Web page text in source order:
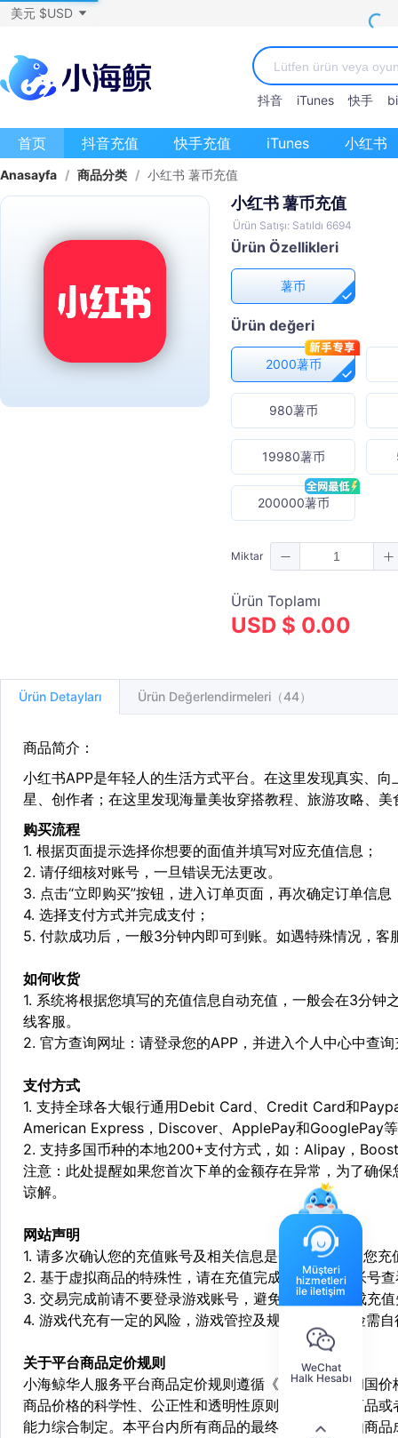
美元 $USD
抖音 iTunes 快手
首页 抖音充值 快手充值 iTunes 小红书
Anasayfa / 商品分类 / 小红书 薯币充值
小红书 薯币充值
Ürün Satışı: Satıldı 6694
Ürün Özellikleri
薯币
Ürün değeri
2000薯币
980薯币
19980薯币
200000薯币
Miktar
Ürün Toplamı
USD $ 0.00
Ürün Detayları Ürün Değerlendirmeleri（44）
商品简介：
小红书APP是年轻人的生活方式平台。在这里发现真实、
星、创作者；在这里发现海量美妆穿搭教程、旅游攻略、
购买流程
1. 根据页面提示选择你想要的面值并填写对应充值信息；
2. 请仔细核对账号，一旦错误无法更改。
3. 点击“立即购买”按钮，进入订单页面，再次确定订单信息
4. 选择支付方式并完成支付；
5. 付款成功后，一般3分钟内即可到账。如遇特殊情况，
如何收货
1. 系统将根据您填写的充值信息自动充值，一般会在3分
线客服。
2. 官方查询网址：请登录您的APP，并进入个人中心中查
支付方式
1. 支持全球各大银行通用Debit Card、Credit Card和
American Express，Discover、ApplePay和GooglePay
2. 支持多国币种的本地200+支付方式，如：Alipay，
注意：此处提醒如果您首次下单的金额存在异常，为了确
谅解。
网站声明
1. 请多次确认您的充值账号及相关信息是否正确，如因您
2. 基于虚拟商品的特殊性，请在充值完成后登陆您的帐号
3. 交易完成前请不要登录游戏账号，避免由于顶号造成充
4. 游戏代充有一定的风险，游戏管控及规则处罚等风险需
关于平台商品定价规则
小海鲸华人服务平台商品定价规则遵循《中华人民共和国
商品价格的科学性、公正性和透明性原则，依据相关商品
能力综合制定。本平台内所有商品的最终销售价格均由商
Müşteri
hizmetleri
ile iletişim
WeChat
Halk Hesabı